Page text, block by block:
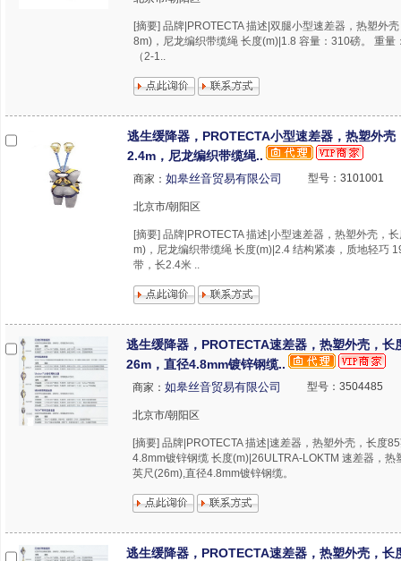
[摘要] 品牌|PROTECTA 描述|双腿小型速差器，热塑外
8m)，尼龙编织带缆绳 长度(m)|1.8 容量：310磅。 重量
（2-1..
逃生缓降器，PROTECTA小型速差器，热塑外壳
2.4m，尼龙编织带缆绳..
商家： 如皋丝音贸易有限公司 型号：3101001
北京市/朝阳区
[摘要] 品牌|PROTECTA 描述|小型速差器，热塑外壳，
m)，尼龙编织带缆绳 长度(m)|2.4 结构紧凑，质地轻巧
带，长2.4米 ..
逃生缓降器，PROTECTA速差器，热塑外壳，长
26m，直径4.8mm镀锌钢缆..
商家： 如皋丝音贸易有限公司 型号：3504485
北京市/朝阳区
[摘要] 品牌|PROTECTA 描述|速差器，热塑外壳，长度
4.8mm镀锌钢缆 长度(m)|26ULTRA-LOKTM 速差器，热
英尺(26m),直径4.8mm镀锌钢缆。
逃生缓降器，PROTECTA速差器，热塑外壳，长